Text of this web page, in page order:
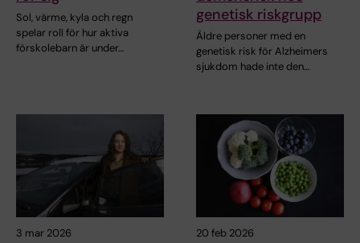
Sol, värme, kyla och regn
spelar roll för hur aktiva
förskolebarn är under…
genetisk riskgrupp
Äldre personer med en
genetisk risk för Alzheimers
sjukdom hade inte den…
3 mar 2026 20 feb 2026